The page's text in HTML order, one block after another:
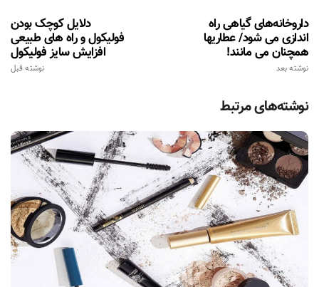
دلایل کوچک بودن
فولیکول و راه های طبیعی
افزایش سایز فولیکول
نوشته قبل
داروخانه‌های گیاهی راه
اندازی می شود/ عطاریها
همچنان می مانند!
نوشته بعد
نوشته‌های مرتبط